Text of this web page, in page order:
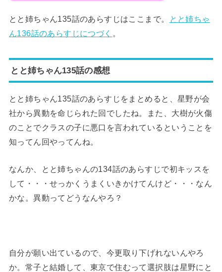
とと姉ちゃん135話のあらすじはここまで。
とと姉ちゃ
ん136話のあらすじにつづく 。
とと姉ちゃん135話の感想
とと姉ちゃん135話のあらすじをまとめると、星野が会
社から異動を命じられた回でしたね。また、大樹が火傷
のことでクラスの子に悪口を言われているということを
知ってん回やってんね。
なんか、とと姉ちゃんの134話のあらすじで初キッスを
して・・・せっかくうまくいきかけてんけど・・・なん
かな。異動ってどうなんやろ？
自分が願い出ているので、今更取り下げれないんやろ
か。常子と結婚して、東京で住むって選択肢は星野にと